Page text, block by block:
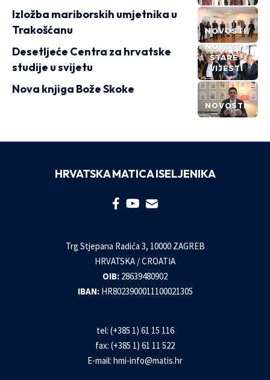
NOVOSTI
Izložba mariborskih umjetnika u
Trakošćanu
NOVOSTI
STARE
VIJESTI
Desetljeće Centra za hrvatske
studije u svijetu
NOVOSTI
Nova knjiga Bože Skoke
HRVATSKA MATICA ISELJENIKA
Trg Stjepana Radića 3, 10000 ZAGREB
HRVATSKA / CROATIA
OIB: 28639480902
IBAN: HR8023900011100021305
tel: (+385 1) 61 15 116
fax: (+385 1) 61 11 522
E-mail: hmi-info@matis.hr